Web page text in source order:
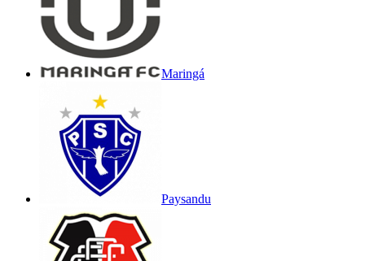
Maringá
Paysandu